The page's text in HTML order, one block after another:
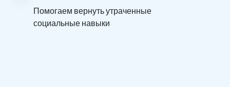
Помогаем вернуть утраченные
социальные навыки